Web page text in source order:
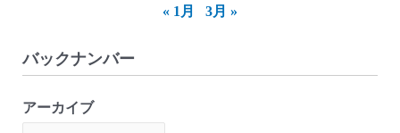
« 1月 3月 »
バックナンバー
アーカイブ